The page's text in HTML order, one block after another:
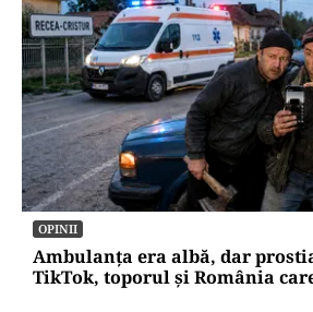
OPINII
Ambulanța era albă, dar
TikTok, toporul și România